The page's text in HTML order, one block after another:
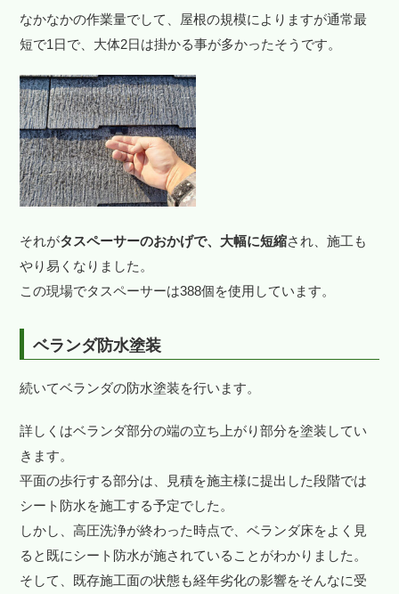
なかなかの作業量でして、屋根の規模によりますが通常最
短で1日で、大体2日は掛かる事が多かったそうです。
それがタスペーサーのおかげで、大幅に短縮され、施工も
やり易くなりました。
この現場でタスペーサーは388個を使用しています。
ベランダ防水塗装
続いてベランダの防水塗装を行います。
詳しくはベランダ部分の端の立ち上がり部分を塗装してい
きます。
平面の歩行する部分は、見積を施主様に提出した段階では
シート防水を施工する予定でした。
しかし、高圧洗浄が終わった時点で、ベランダ床をよく見
ると既にシート防水が施されていることがわかりました。
そして、既存施工面の状態も経年劣化の影響をそんなに受